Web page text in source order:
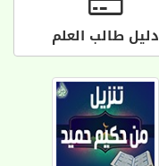
دليل طالب العلم